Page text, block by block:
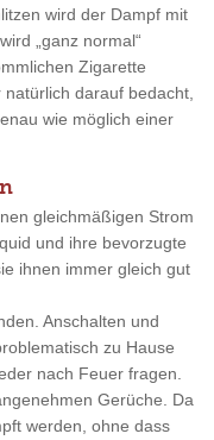
wird der Dampf mit
„ganz normal“
Zigarette
darauf bedacht,
wie möglich einer
gleichmäßigen Strom
und ihre bevorzugte
ihnen immer gleich gut
Anschalten und
zu Hause
nach Feuer fragen.
Gerüche. Da
werden, ohne dass